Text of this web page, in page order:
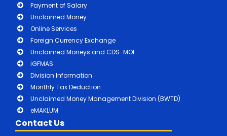
Payment of Salary
Unclaimed Money
Online Services
Foreign Currency Exchange
Unclaimed Moneys and CDS-MOF
iGFMAS
Division Information
Monthly Tax Deduction
Unclaimed Money Management Division (BWTD)
eMAKLUM
Contact Us